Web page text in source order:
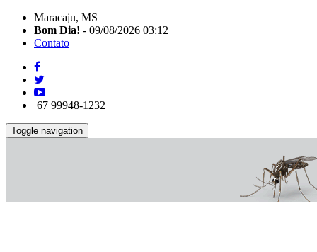
Maracaju, MS
Bom Dia! - 09/08/2026 03:12
Contato
67 99948-1232
Toggle navigation